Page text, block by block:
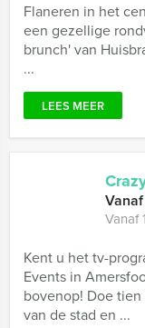
Flaneren in het
een gezellige
brunch' van
...
LEES MEER
Vanaf
Vanaf
Kent u het tv-
Events in
bovenop! Doe
van de stad en ...